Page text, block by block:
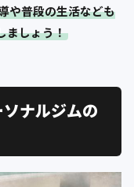
や普段の生活なども
ましょう！
ナルジムの